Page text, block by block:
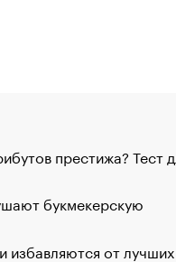
престижа? Тест
букмекерскую
от лучших